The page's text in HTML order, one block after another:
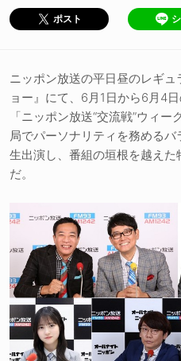
ポスト
ニッポン放送の平日昼のレギ
ョー』にて、6月1日から6月4
「ニッポン放送“交流戦”ウィ
局でパーソナリティを務める
生出演し、番組の垣根を越え
だ。